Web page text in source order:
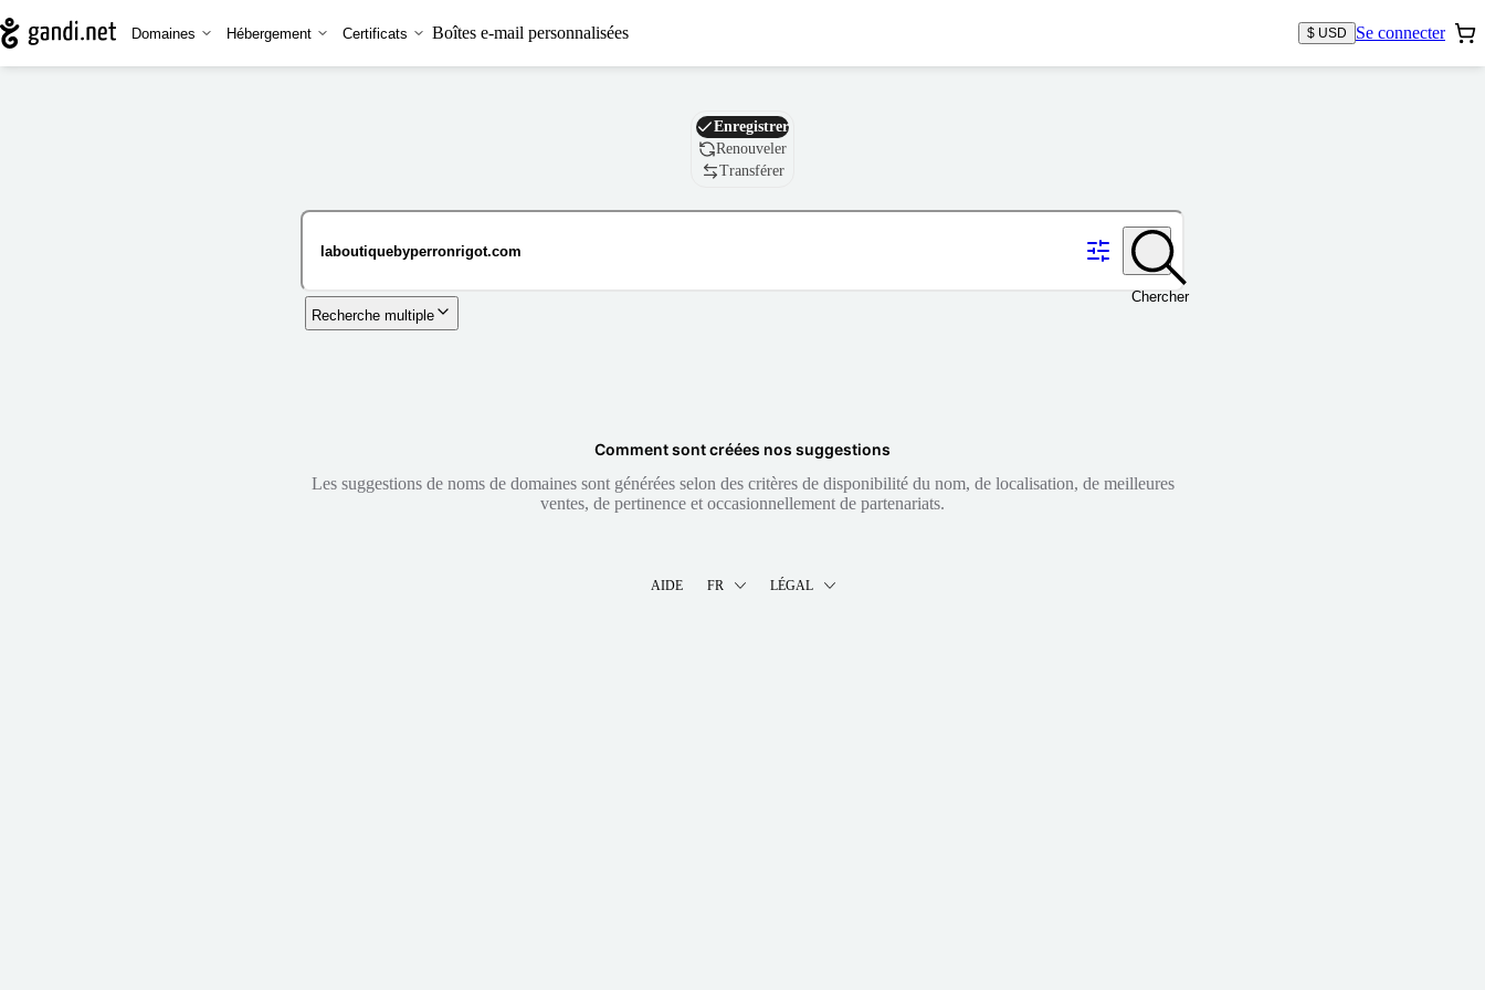
Domaines Hébergement Certificats Boîtes e-mail personnalisées $ USD Se connecter
Nom de domaine
Enregistrer
Renouveler
Transférer
Chercher
Recherche multiple
Comment sont créées nos suggestions
Les suggestions de noms de domaines sont générées selon des critères de disponibilité du nom, de localisation, de meilleures
ventes, de pertinence et occasionnellement de partenariats.
AIDE FR LÉGAL